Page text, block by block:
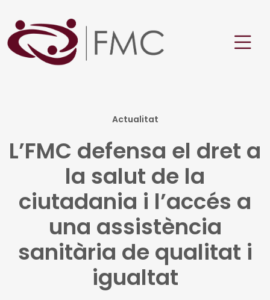
Actualitat
L’FMC defensa el dret a
la salut de la
ciutadania i l’accés a
una assistència
sanitària de qualitat i
igualtat